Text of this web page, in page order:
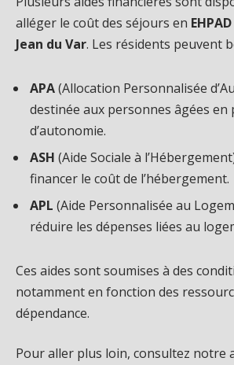
alléger le coût des séjours en
Jean du Var. Les résidents peuvent
APA(Allocation Personnalisée
destinée aux personnes âgées en
d’autonomie.
ASH (Aide Sociale à
financer le coût de l’hébergement.
APL (Aide Personnalisée au
réduire les dépenses liées au
Ces aides sont soumises à des
notamment en fonction des
dépendance.
Pour aller plus loin, consultez notre